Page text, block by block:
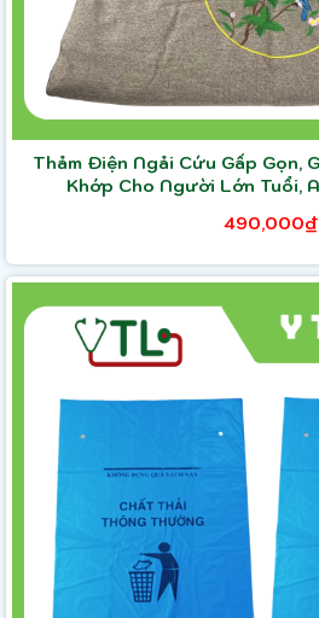
Thảm Điện Ngải Cứu Gấp Gọn,
Khớp Cho Người Lớn Tuổi,
490,000₫